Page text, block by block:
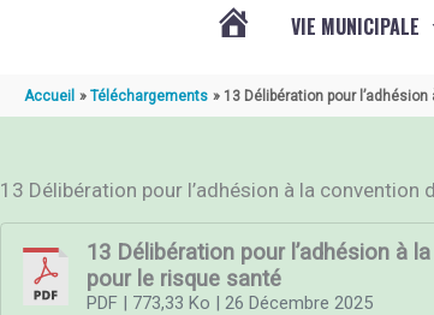
GENOUILLÉ
VIE MUNICIPALE
Accueil Téléchargements 13 Délibération pour
13 Délibération pour l’adhésion à la
13 Délibération pour l’adhésion à
pour le risque santé
PDF| 773,33 Ko | 26 Décembre 2025